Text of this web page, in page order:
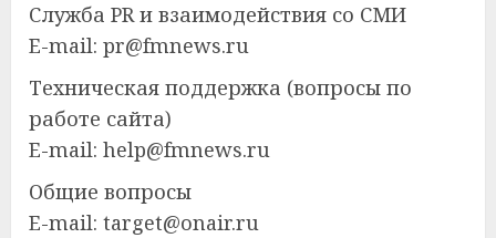
Служба PR и взаимодействия со СМИ
E-mail: pr@fmnews.ru
Техническая поддержка (вопросы по
работе сайта)
E-mail: help@fmnews.ru
Общие вопросы
E-mail: target@onair.ru